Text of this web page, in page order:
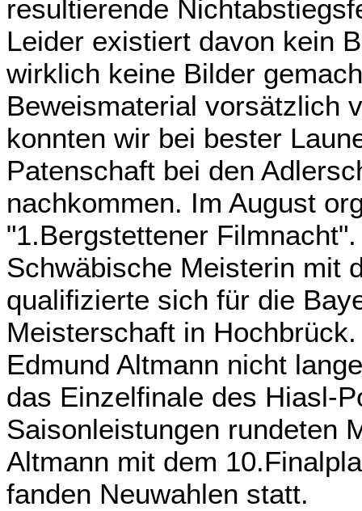
resultierende
Leider existiert davon kein
wirklich keine Bilder
Beweismaterial vorsätzlich
konnten wir bei bester
Patenschaft bei den
nachkommen. Im August
"1.Bergstettener
Schwäbische Meisterin mit
qualifizierte sich für die
Meisterschaft in
Edmund Altmann nicht
das Einzelfinale des Hiasl-
Saisonleistungen rundeten
Altmann mit dem
fanden Neuwahlen statt.